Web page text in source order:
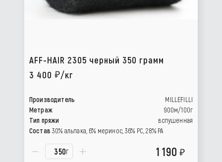
AFF-HAIR 2305 черный 350 грамм
3 400
/кг
Производитель
MILLEFILLI
Метраж
900м/100г
Тип пряжи
вспушенная
Состав 30% альпака, 6% меринос, 36% РС, 28% РА
г 1 190